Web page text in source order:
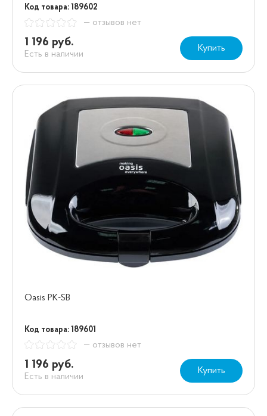
Код товара: 189602
— отзывов нет
1 196 руб.
Есть в наличии
Купить
Oasis PK-SB
Код товара: 189601
— отзывов нет
1 196 руб.
Есть в наличии
Купить